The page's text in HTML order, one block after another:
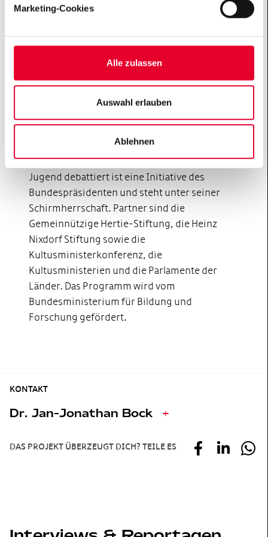
Marketing-Cookies
Alle zulassen
Auswahl erlauben
Ablehnen
Perspektivwechsel, respektvoller Umgang mit
Unterschieden) das zentrale Anliegen des Programms.
Ein Schwerpunkt liegt dabei auf der Vernetzung der
Alumni und Alumnae aus Europa. Jugend debattiert
weltweit ist ein Projekt der Gemeinnützigen Hertie-
Stiftung und der Zentralstelle für das
Auslandsschulwesen (ZfA) des Auswärtigen Amts.
Jugend debattiert ist eine Initiative des
Bundespräsidenten und steht unter seiner
Schirmherrschaft. Partner sind die
Gemeinnützige Hertie-Stiftung, die Heinz
Nixdorf Stiftung sowie die
Kultusministerkonferenz, die
Kultusministerien und die Parlamente der
Länder. Das Programm wird vom
Bundesministerium für Bildung und
Forschung gefördert.
KONTAKT
Dr. Jan-Jonathan Bock +
DAS PROJEKT ÜBERZEUGT DICH? TEILE ES